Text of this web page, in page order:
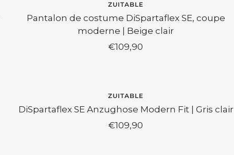
ZUITABLE
Pantalon de costume DiSpartaflex SE, coupe
moderne | Beige clair
Prix
€109,90
ZUITABLE
DiSpartaflex SE Anzughose Modern Fit | Gris clair
Prix
€109,90